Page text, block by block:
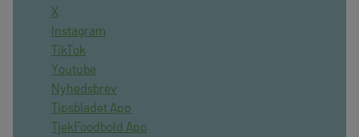
X
Instagram
TikTok
Youtube
Nyhedsbrev
Tipsbladet App
TjekFoodbold App